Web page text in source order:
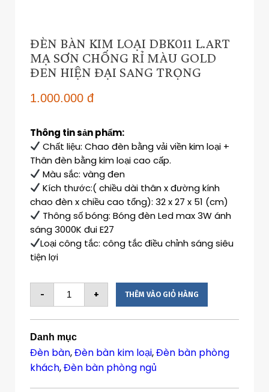
ĐÈN BÀN KIM LOẠI DBK011 L.ART
MẠ SƠN CHỐNG RỈ MÀU GOLD
ĐEN HIỆN ĐẠI SANG TRỌNG
1.000.000 đ
Thông tin sản phẩm:
Chất liệu: Chao đèn bằng vải viền kim loại +
Thân đèn bằng kim loại cao cấp.
Màu sắc: vàng đen
Kích thước:( chiều dài thân x đường kính
chao đèn x chiều cao tổng): 32 x 27 x 51 (cm)
Thông số bóng: Bóng đèn Led max 3W ánh
sáng 3000K đui E27
Loại công tắc: công tắc điều chỉnh sáng siêu
tiện lợi
- + THÊM VÀO GIỎ HÀNG
Danh mục
Đèn bàn,Đèn bàn kim loại,Đèn bàn phòng
khách,Đèn bàn phòng ngủ